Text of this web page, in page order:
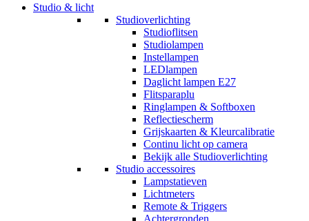
Studio & licht
Studioverlichting
Studioflitsen
Studiolampen
Instellampen
LEDlampen
Daglicht lampen E27
Flitsparaplu
Ringlampen & Softboxen
Reflectiescherm
Grijskaarten & Kleurcalibratie
Continu licht op camera
Bekijk alle Studioverlichting
Studio accessoires
Lampstatieven
Lichtmeters
Remote & Triggers
Achtergronden